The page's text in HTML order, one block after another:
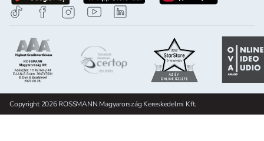
Copyright 2026 ROSSMANN Magyarország Kereskedelmi Kft.